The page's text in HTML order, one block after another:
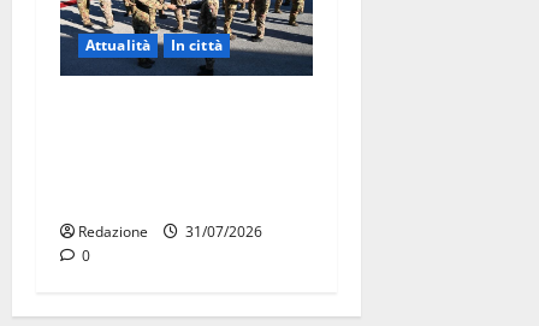
Attualità In città
Redazione
31/07/2026
0